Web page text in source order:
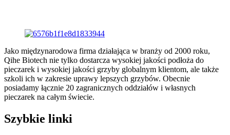
Jako międzynarodowa firma działająca w branży od 2000 roku,
Qihe Biotech nie tylko dostarcza wysokiej jakości podłoża do
pieczarek i wysokiej jakości grzyby globalnym klientom, ale także
szkoli ich w zakresie uprawy lepszych grzybów. Obecnie
posiadamy łącznie 20 zagranicznych oddziałów i własnych
pieczarek na całym świecie.
Szybkie linki